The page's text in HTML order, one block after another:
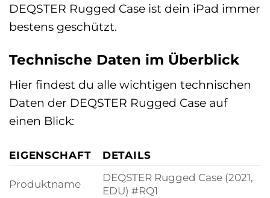
DEQSTER Rugged Case ist dein iPad immer
bestens geschützt.
Technische Daten im Überblick
Hier findest du alle wichtigen technischen
Daten der DEQSTER Rugged Case auf
einen Blick:
EIGENSCHAFT DETAILS
Produktname
DEQSTER Rugged Case (2021,
EDU) #RQ1